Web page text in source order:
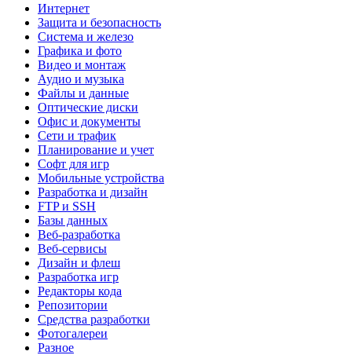
Интернет
Защита и безопасность
Система и железо
Графика и фото
Видео и монтаж
Аудио и музыка
Файлы и данные
Оптические диски
Офис и документы
Сети и трафик
Планирование и учет
Софт для игр
Мобильные устройства
Разработка и дизайн
FTP и SSH
Базы данных
Веб-разработка
Веб-сервисы
Дизайн и флеш
Разработка игр
Редакторы кода
Репозитории
Средства разработки
Фотогалереи
Разное